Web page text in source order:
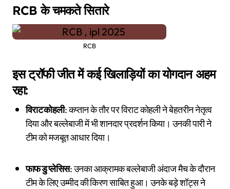
RCB के चमकते सितारे
RCB
इस ट्रॉफी जीत में कई खिलाड़ियों का योगदान अहम
रहा:
विराट कोहली: कप्तान के तौर पर विराट कोहली ने बेहतरीन नेतृत्व
दिया और बल्लेबाजी में भी शानदार प्रदर्शन किया। उनकी पारी ने
टीम को मजबूत आधार दिया।
फाफ डु प्लेसिस: उनका आक्रामक बल्लेबाजी अंदाज मैच के दौरान
टीम के लिए उम्मीद की किरण साबित हुआ। उनके बड़े शॉट्स ने